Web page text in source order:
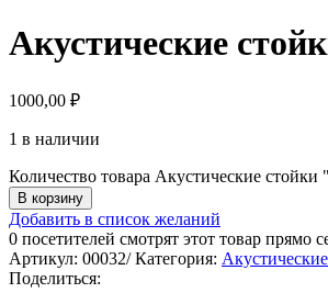
Акустические
1000,00 ₽
1 в наличии
Количество товара Акустические
В корзину
Добавить в список желаний
0 посетителей смотрят этот товар прямо
Артикул: 00032/Категория:
Поделиться: